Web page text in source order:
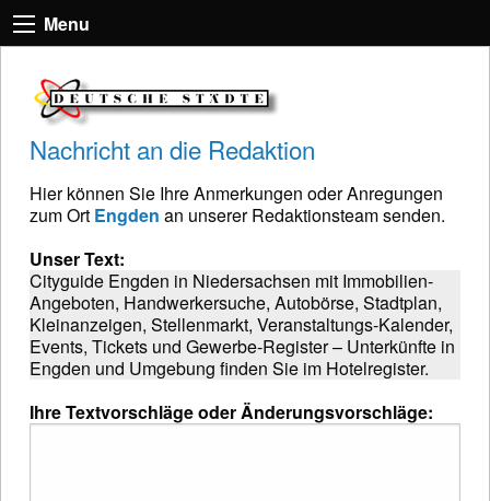
Menu
Nachricht an die Redaktion
Hier können Sie Ihre Anmerkungen oder Anregungen
zum Ort Engden an unserer Redaktionsteam senden.
Unser Text:
Cityguide Engden in Niedersachsen mit Immobilien-
Angeboten, Handwerkersuche, Autobörse, Stadtplan,
Kleinanzeigen, Stellenmarkt, Veranstaltungs-Kalender,
Events, Tickets und Gewerbe-Register – Unterkünfte in
Engden und Umgebung finden Sie im Hotelregister.
Ihre Textvorschläge oder Änderungsvorschläge: